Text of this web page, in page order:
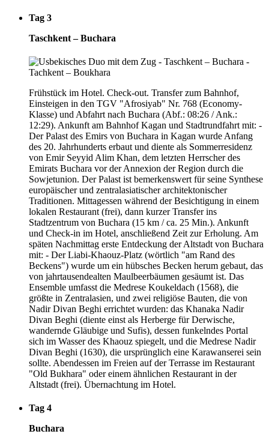
Tag 3
Taschkent – Buchara
Frühstück im Hotel. Check-out. Transfer zum Bahnhof,
Einsteigen in den TGV "Afrosiyab" Nr. 768 (Economy-
Klasse) und Abfahrt nach Buchara (Abf.: 08:26 / Ank.:
12:29). Ankunft am Bahnhof Kagan und Stadtrundfahrt mit: -
Der Palast des Emirs von Buchara in Kagan wurde Anfang
des 20. Jahrhunderts erbaut und diente als Sommerresidenz
von Emir Seyyid Alim Khan, dem letzten Herrscher des
Emirats Buchara vor der Annexion der Region durch die
Sowjetunion. Der Palast ist bemerkenswert für seine Synthese
europäischer und zentralasiatischer architektonischer
Traditionen. Mittagessen während der Besichtigung in einem
lokalen Restaurant (frei), dann kurzer Transfer ins
Stadtzentrum von Buchara (15 km / ca. 25 Min.). Ankunft
und Check-in im Hotel, anschließend Zeit zur Erholung. Am
späten Nachmittag erste Entdeckung der Altstadt von Buchara
mit: - Der Liabi-Khaouz-Platz (wörtlich "am Rand des
Beckens") wurde um ein hübsches Becken herum gebaut, das
von jahrtausendealten Maulbeerbäumen gesäumt ist. Das
Ensemble umfasst die Medrese Koukeldach (1568), die
größte in Zentralasien, und zwei religiöse Bauten, die von
Nadir Divan Beghi errichtet wurden: das Khanaka Nadir
Divan Beghi (diente einst als Herberge für Derwische,
wandernde Gläubige und Sufis), dessen funkelndes Portal
sich im Wasser des Khaouz spiegelt, und die Medrese Nadir
Divan Beghi (1630), die ursprünglich eine Karawanserei sein
sollte. Abendessen im Freien auf der Terrasse im Restaurant
"Old Bukhara" oder einem ähnlichen Restaurant in der
Altstadt (frei). Übernachtung im Hotel.
Tag 4
Buchara